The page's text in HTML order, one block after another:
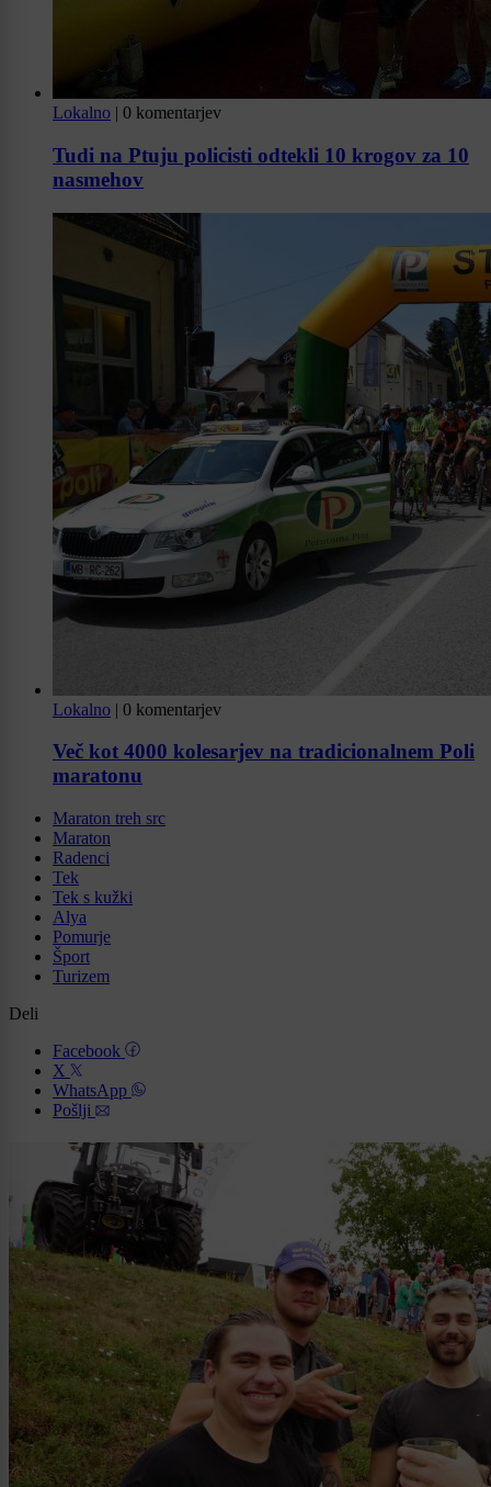
Lokalno | 0 komentarjev
Tudi na Ptuju policisti odtekli 10 krogov za 10
nasmehov
Lokalno | 0 komentarjev
Več kot 4000 kolesarjev na tradicionalnem Poli
maratonu
Maraton treh src
Maraton
Radenci
Tek
Tek s kužki
Alya
Pomurje
Šport
Turizem
Deli
Facebook
X
WhatsApp
Pošlji